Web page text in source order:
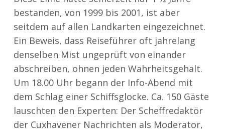
bestanden, von 1999 bis 2001, ist aber
seitdem auf allen Landkarten eingezeichnet.
Ein Beweis, dass Reiseführer oft jahrelang
denselben Mist ungeprüft von einander
abschreiben, ohnen jeden Wahrheitsgehalt.
Um 18.00 Uhr begann der Info-Abend mit
dem Schlag einer Schiffsglocke. Ca. 150 Gäste
lauschten den Experten: Der Scheffredaktör
der Cuxhavener Nachrichten als Moderator,